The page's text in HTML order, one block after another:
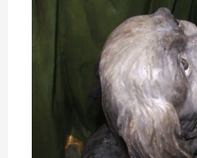
e
e
d
I
n
t
s
A
p
p